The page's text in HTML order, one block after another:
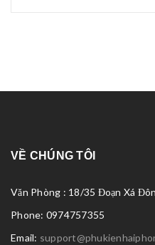
VỀ CHÚNG TÔI
Văn Phòng : 18/35 Đoạn Xá
Phone: 0974757355
Email: